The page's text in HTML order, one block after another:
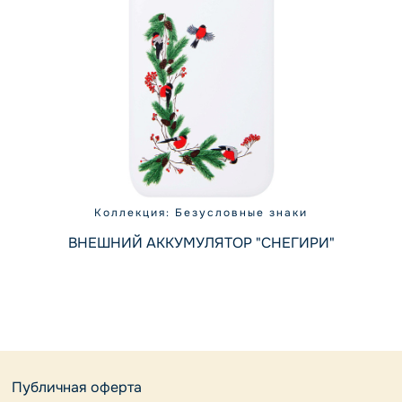
Коллекция: Безусловные знаки
ВНЕШНИЙ АККУМУЛЯТОР "СНЕГИРИ"
Публичная оферта